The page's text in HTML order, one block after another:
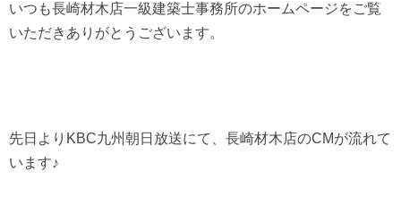
いつも長崎材木店一級建築士事務所のホームページをご覧
いただきありがとうございます。
先日よりKBC九州朝日放送にて、長崎材木店のCMが流れて
います♪